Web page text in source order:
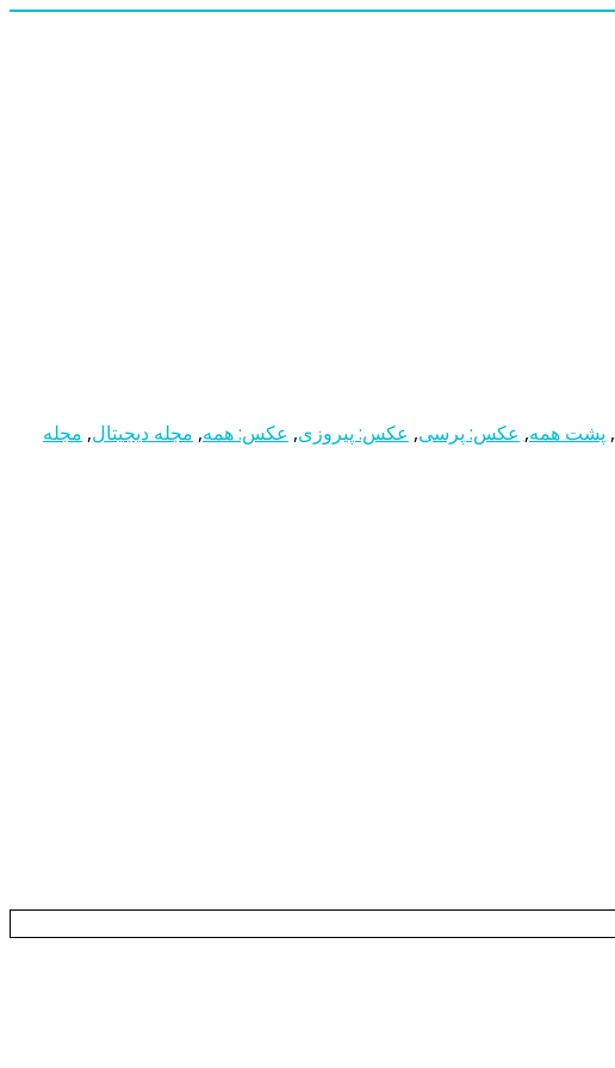
, پشت‌ همه, عکس: پرسی, عکس: پیروزی, عکس: همه, مجله دیجیتال, مجله